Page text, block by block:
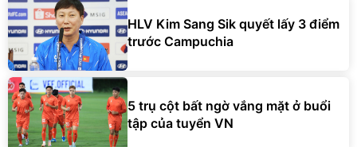
HLV Kim Sang Sik quyết lấy 3 điểm
trước Campuchia
5 trụ cột bất ngờ vắng mặt ở buổi
tập của tuyển VN